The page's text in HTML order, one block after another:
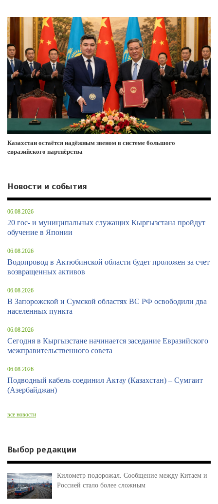
Казахстан остаётся надёжным звеном в системе большого
евразийского партнёрства
Новости и события
06.08.2026
20 гос- и муниципальных служащих Кыргызстана пройдут
обучение в Японии
06.08.2026
Водопровод в Актюбинской области будет проложен за счет
возвращенных активов
06.08.2026
В Запорожской и Сумской областях ВС РФ освободили два
населенных пункта
06.08.2026
Сегодня в Кыргызстане начинается заседание Евразийского
межправительственного совета
06.08.2026
Подводный кабель соединил Актау (Казахстан) – Сумгаит
(Азербайджан)
все новости
Выбор редакции
Километр подорожал. Сообщение между Китаем и
Россией стало более сложным